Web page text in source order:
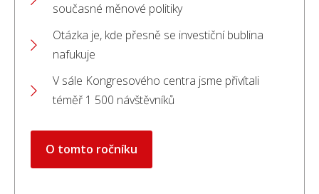
současné měnové politiky
Otázka je, kde přesně se investiční bublina
nafukuje
V sále Kongresového centra jsme přivítali
téměř 1 500 návštěvníků
O tomto ročníku